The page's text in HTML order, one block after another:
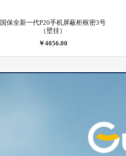
国保全新一代P20手机屏蔽柜枢密3号
（壁挂）
￥4056.00